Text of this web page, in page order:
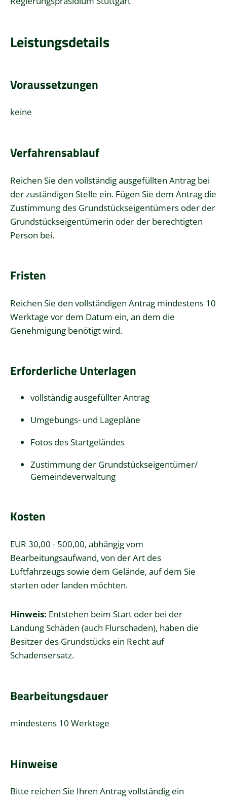
Leistungsdetails
Voraussetzungen
keine
Verfahrensablauf
Reichen Sie den vollständig ausgefüllten Antrag bei
der zuständigen Stelle ein. Fügen Sie dem Antrag die
Zustimmung des Grundstückseigentümers oder der
Grundstückseigentümerin oder der berechtigten
Person bei.
Fristen
Reichen Sie den vollständigen Antrag mindestens 10
Werktage vor dem Datum ein, an dem die
Genehmigung benötigt wird.
Erforderliche Unterlagen
vollständig ausgefüllter Antrag
Umgebungs- und Lagepläne
Fotos des Startgeländes
Zustimmung der Grundstückseigentümer/
Gemeindeverwaltung
Kosten
EUR 30,00 - 500,00, abhängig vom
Bearbeitungsaufwand, von der Art des
Luftfahrzeugs sowie dem Gelände, auf dem Sie
starten oder landen möchten.
Hinweis: Entstehen beim Start oder bei der
Landung Schäden (auch Flurschaden), haben die
Besitzer des Grundstücks ein Recht auf
Schadensersatz.
Bearbeitungsdauer
mindestens 10 Werktage
Hinweise
Bitte reichen Sie Ihren Antrag vollständig ein